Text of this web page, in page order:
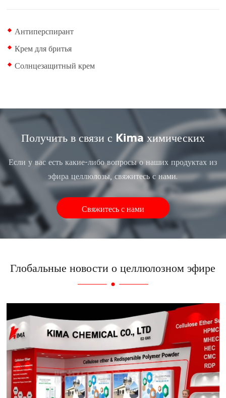
Антиперспирант
Крем для бритья
Солнцезащитный крем
Получить в связи с Kima химических
Если у вас есть какие-либо вопросы о наших продуктах из
эфира целлюлозы, свяжитесь с нами.
Свяжитесь с нами
Глобальные новости о целлюлозном эфире